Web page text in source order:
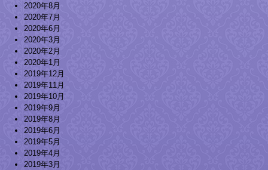
2020年8月
2020年7月
2020年6月
2020年3月
2020年2月
2020年1月
2019年12月
2019年11月
2019年10月
2019年9月
2019年8月
2019年6月
2019年5月
2019年4月
2019年3月